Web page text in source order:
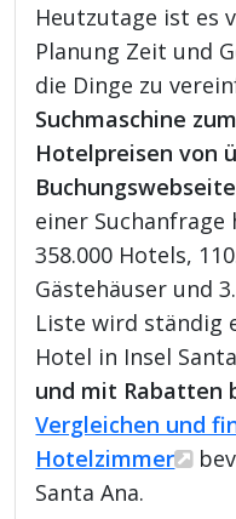
Heutzutage ist es
Planung Zeit und
die Dinge zu
Suchmaschine
Hotelpreisen von
einer Suchanfrage
358.000 Hotels,
Gästehäuser und
Liste wird ständig
Hotel in Insel
und mit Rabatten
Vergleichen und
Hotelzimmer
Santa Ana.